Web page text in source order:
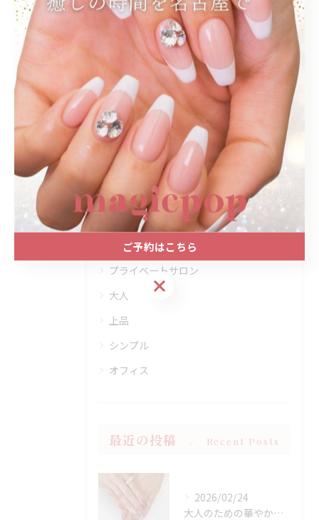
関連タグ
#花火大会 #夏 #名古屋
#ネイル
#お持ち込みアート
#ワンカラー
#プライベートサロン
カテゴリー Categories
全てのカテゴリー
プライベートサロン
大人
上品
シンプル
オフィス
最近の投稿 Recent Posts
2026/02/24
大人のための華やかラメピンクネイル
ご予約はこちら
ご予約はこちら